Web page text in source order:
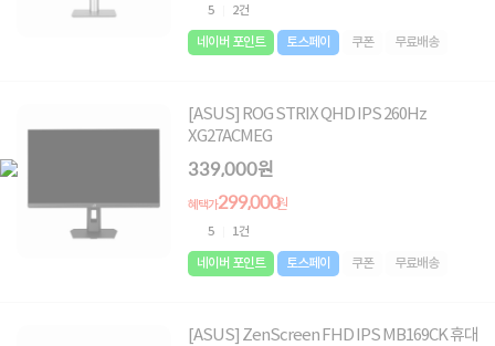
5 2건
네이버 포인트 토스페이 쿠폰 무료배송
[ASUS] ROG STRIX QHD IPS 260Hz
XG27ACMEG
339,000원
혜택가299,000원
5 1건
네이버 포인트 토스페이 쿠폰 무료배송
[ASUS] ZenScreen FHD IPS MB169CK 휴대